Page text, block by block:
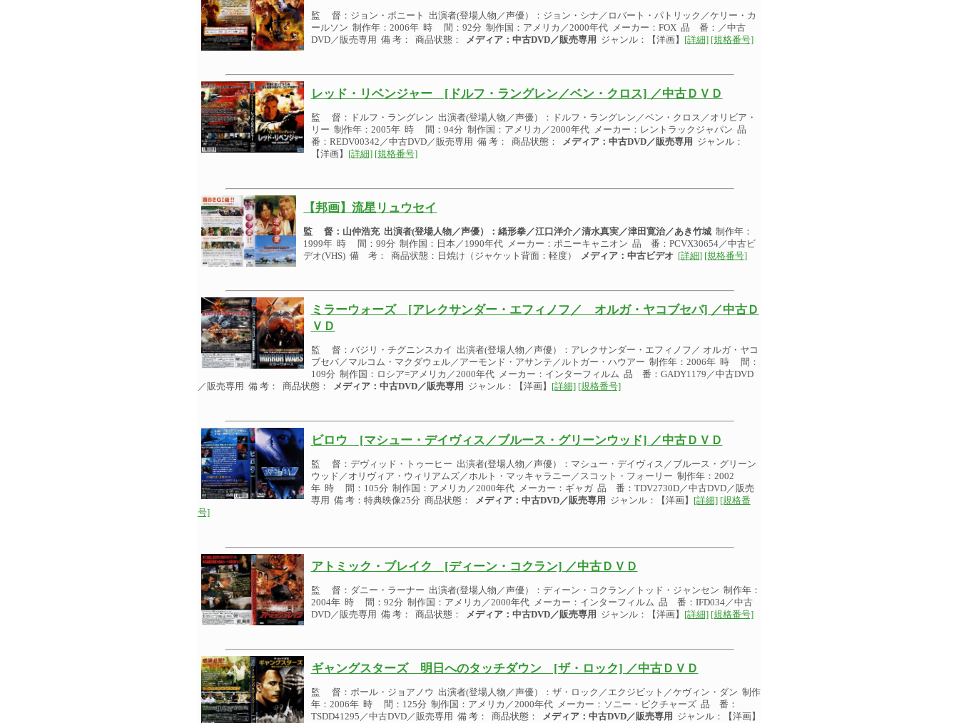
監 督：ジョン・ボニート 出演者(登場人物／声優）：ジョン・シナ／ロバート・パトリック／ケリー・カ
ールソン 制作年：2006年 時 間：92分 制作国：アメリカ／2000年代 メーカー：FOX 品 番：／中古
DVD／販売専用 備 考： 商品状態：
メディア：中古DVD／販売専用 ジャンル：【洋画】 [詳細] [規格番号]
レッド・リベンジャー [ドルフ・ラングレン／ベン・クロス] ／中古ＤＶＤ
監 督：ドルフ・ラングレン 出演者(登場人物／声優）：ドルフ・ラングレン／ベン・クロス／オリビア・
リー 制作年：2005年 時 間：94分 制作国：アメリカ／2000年代 メーカー：レントラックジャパン 品
番：REDV00342／中古DVD／販売専用 備 考： 商品状態：
メディア：中古DVD／販売専用
ジャンル：
【洋画】
[詳細] [規格番号]
【邦画】流星リュウセイ
監 督：山仲浩充 出演者(登場人物／声優）：緒形拳／江口洋介／清水真実／津田寛治／あき竹城 制作年：
1999年 時 間：99分 制作国：日本／1990年代 メーカー：ポニーキャニオン 品 番：PCVX30654／中古ビ
デオ(VHS) 備 考： 商品状態：日焼け（ジャケット背面：軽度） メディア：中古ビデオ [詳細] [規格番号]
ミラーウォーズ [アレクサンダー・エフィノフ／ オルガ・ヤコブセバ] ／中古Ｄ
ＶＤ
監 督：バジリ・チグニンスカイ 出演者(登場人物／声優）：アレクサンダー・エフィノフ／ オルガ・ヤコ
ブセバ／マルコム・マクダウェル／アーモンド・アサンテ／ルトガー・ハウアー 制作年：2006年 時 間：
109分 制作国：ロシア=アメリカ／2000年代 メーカー：インターフィルム 品 番：GADY1179／中古DVD
／販売専用 備 考： 商品状態：
メディア：中古DVD／販売専用 ジャンル：【洋画】 [詳細] [規格番号]
ビロウ [マシュー・デイヴィス／ブルース・グリーンウッド] ／中古ＤＶＤ
監 督：デヴィッド・トゥーヒー 出演者(登場人物／声優）：マシュー・デイヴィス／ブルース・グリーン
ウッド／オリヴィア・ウィリアムズ／ホルト・マッキャラニー／スコット・フォーリー 制作年：2002
年 時 間：105分 制作国：アメリカ／2000年代 メーカー：ギャガ 品 番：TDV2730D／中古DVD／販売
専用 備 考：特典映像25分 商品状態：
メディア：中古DVD／販売専用 ジャンル：【洋画】 [詳細] [規格番
号]
アトミック・ブレイク [ディーン・コクラン] ／中古ＤＶＤ
監 督：ダニー・ラーナー 出演者(登場人物／声優）：ディーン・コクラン／トッド・ジャンセン 制作年：
2004年 時 間：92分 制作国：アメリカ／2000年代 メーカー：インターフィルム 品 番：IFD034／中古
DVD／販売専用 備 考： 商品状態：
メディア：中古DVD／販売専用 ジャンル：【洋画】 [詳細] [規格番号]
ギャングスターズ 明日へのタッチダウン [ザ・ロック] ／中古ＤＶＤ
監 督：ポール・ジョアノウ 出演者(登場人物／声優）：ザ・ロック／エクジビット／ケヴィン・ダン 制作
年：2006年 時 間：125分 制作国：アメリカ／2000年代 メーカー：ソニー・ピクチャーズ 品 番：
TSDD41295／中古DVD／販売専用 備 考： 商品状態：
メディア：中古DVD／販売専用
ジャンル：【洋画】